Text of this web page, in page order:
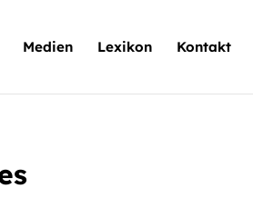
Medien Lexikon Kontakt